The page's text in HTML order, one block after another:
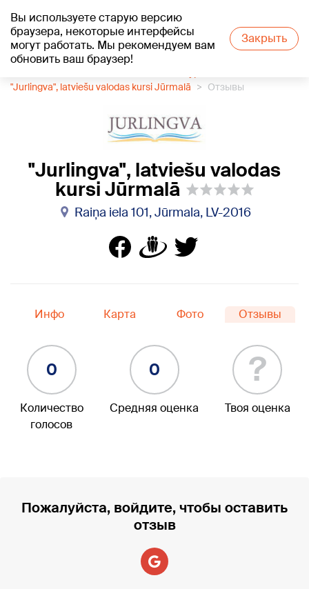
Вы используете старую версию
браузера, некоторые интерфейсы
могут работать. Мы рекомендуем вам
обновить ваш браузер!
Закрыть
+19°C
"Jurlingva", latviešu valodas kursi Jūrmalā
Отзывы
"Jurlingva", latviešu valodas
kursi Jūrmalā
Raiņa iela 101, Jūrmala, LV-2016
Инфо Карта Фото Отзывы
0
Количество
голосов
0
Средняя оценка
?
Твоя оценка
Пожалуйста, войдите, чтобы оставить
отзыв